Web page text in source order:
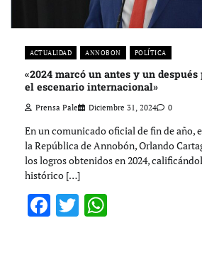
ACTUALIDAD ANNOBON POLÍTICA
«2024 marcó un antes y un
el escenario internacional»
Prensa Pale Diciembre 31, 2024 0
En un comunicado oficial de fin de año,
la República de Annobón, Orlando
los logros obtenidos en 2024,
histórico […]
Facebook
Twitter